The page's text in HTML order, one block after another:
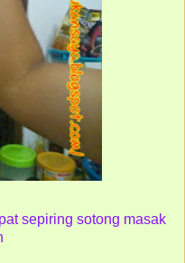
sepiring sotong masak